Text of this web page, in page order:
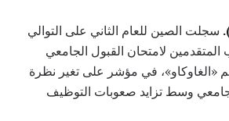
سجلت الصين للعام الثاني على التوالي
لامتحان القبول الجامعي
«الغاوكاو»، في مؤشر على تغير نظرة
وسط تزايد صعوبات التوظيف